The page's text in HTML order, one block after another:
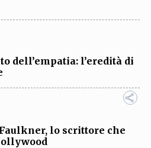
dell’empatia: l’eredità di
lo scrittore che